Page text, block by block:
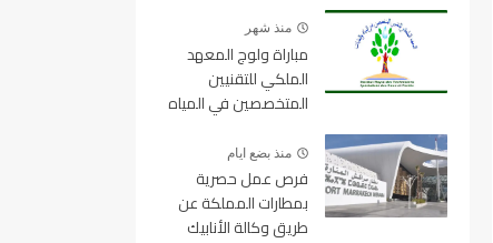
منذ شهر
مباراة ولوج المعهد
الملكي للتقنيين
المتخصصين في المياه
IRTSEF
منذ بضع ايام
فرص عمل حصرية
بمطارات المملكة عن
طريق وكالة الأنابيك